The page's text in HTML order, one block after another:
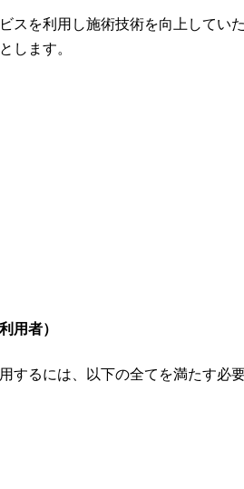
スを利用し施術技術を向上してい
します。
用者）
するには、以下の全てを満たす必